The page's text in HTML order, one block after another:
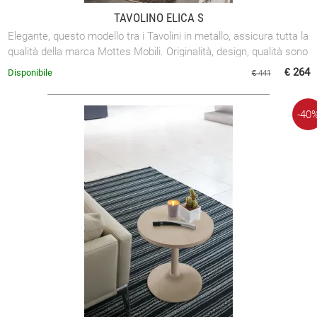
TAVOLINO ELICA S
Elegante, questo modello tra i Tavolini in metallo, assicura tutta la
qualità della marca Mottes Mobili. Originalità, design, qualità sono
gli ...
€ 441 € 264
Disponibile
-